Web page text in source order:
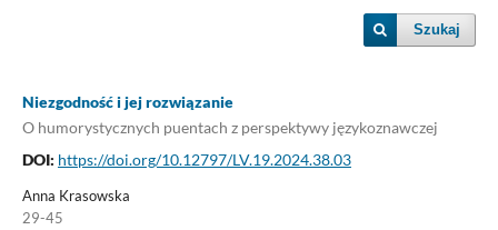
Szukaj
Niezgodność i jej rozwiązanie
O humorystycznych puentach z perspektywy językoznawczej
DOI: https://doi.org/10.12797/LV.19.2024.38.03
Anna Krasowska
29-45